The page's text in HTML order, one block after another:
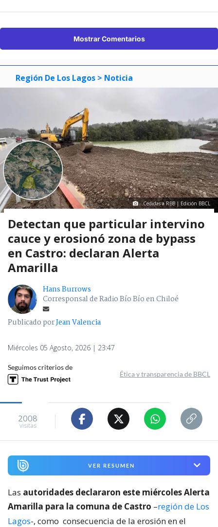
Mostrar Comentarios
Región De Los Lagos > Noticia
Cedidas a RBB | Edición BBCL
Detectan que particular intervino
cauce y erosionó zona de bypass
en Castro: declaran Alerta
Amarilla
Hans Burrows
Corresponsal de Radio Bío Bío en Chiloé
Publicado porJean Valencia
Miércoles 05 Agosto, 2026 | 23:47
Seguimos criterios de
Ética y transparencia de BBCL
2008
visitas
VER RESUMEN
Las autoridades declararon este miércoles Alerta
Amarilla para la comuna de Castro –región de Los
Lagos-, como consecuencia de la erosión en el